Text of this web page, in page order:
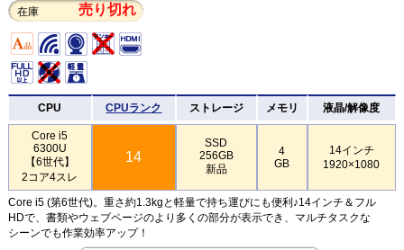
在庫 売り切れ
CPU CPUランク ストレージ メモリ 液晶/解像度
Core i5
6300U
【6世代】
2コア4スレ
14
SSD
256GB
新品
4
GB
14インチ
1920×1080
Core i5 (第6世代)。重さ約1.3kgと軽量で持ち運びにも便利♪14インチ＆フル
HDで、書類やウェブページのより多くの部分が表示でき、マルチタスクな
シーンでも作業効率アップ！